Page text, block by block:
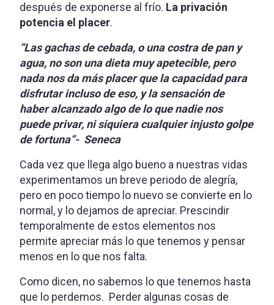
después de exponerse al frío. La privación
potencia el placer.
“Las gachas de cebada, o una costra de pan y
agua, no son una dieta muy apetecible, pero
nada nos da más placer que la capacidad para
disfrutar incluso de eso, y la sensación de
haber alcanzado algo de lo que nadie nos
puede privar, ni siquiera cualquier injusto golpe
de fortuna”- Seneca
Cada vez que llega algo bueno a nuestras vidas
experimentamos un breve periodo de alegría,
pero en poco tiempo lo nuevo se convierte en lo
normal, y lo dejamos de apreciar. Prescindir
temporalmente de estos elementos nos
permite apreciar más lo que tenemos y pensar
menos en lo que nos falta.
Como dicen, no sabemos lo que tenemos hasta
que lo perdemos. Perder algunas cosas de